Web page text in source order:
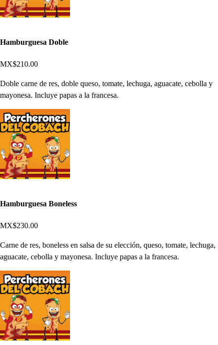
Hamburguesa Doble
MX$210.00
Doble carne de res, doble queso, tomate, lechuga, aguacate, cebolla y
mayonesa. Incluye papas a la francesa.
Hamburguesa Boneless
MX$230.00
Carne de res, boneless en salsa de su elección, queso, tomate, lechuga,
aguacate, cebolla y mayonesa. Incluye papas a la francesa.